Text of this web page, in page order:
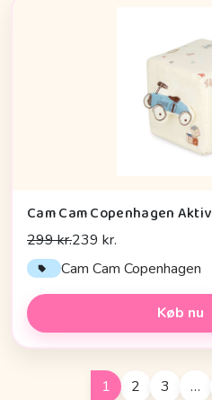
299 kr.239 kr.
Cam Cam Copenhagen
Køb nu
1 2 3 …